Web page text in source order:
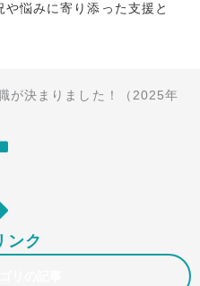
悩みに寄り添った支援と
が決まりました！（2025年
ンク